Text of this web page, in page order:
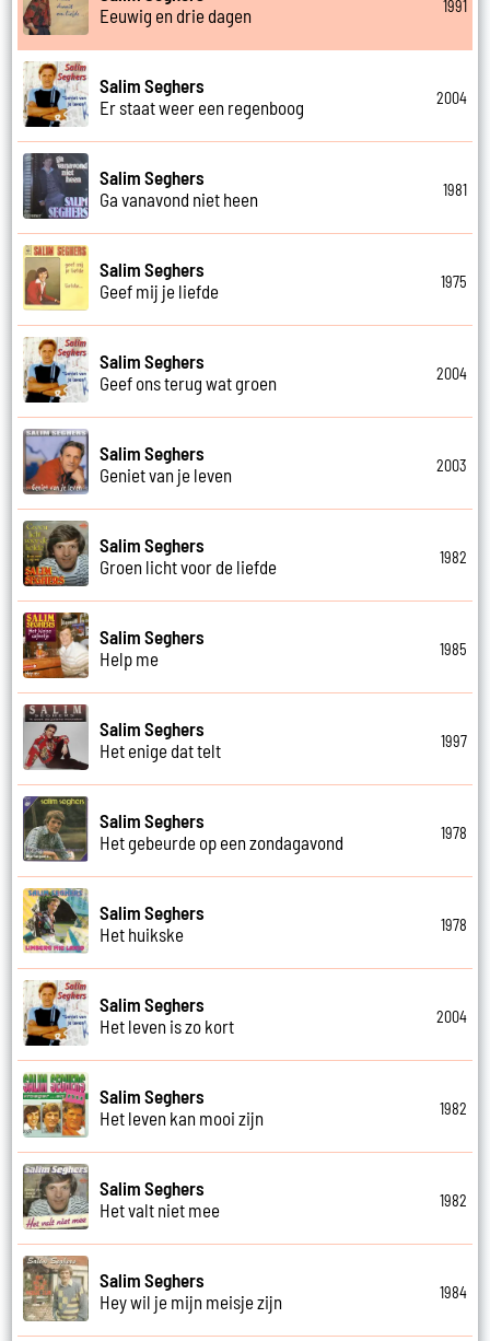
Eeuwig en drie dagen
1991
Salim Seghers
Er staat weer een regenboog
2004
Salim Seghers
Ga vanavond niet heen
1981
Salim Seghers
Geef mij je liefde
1975
Salim Seghers
Geef ons terug wat groen
2004
Salim Seghers
Geniet van je leven
2003
Salim Seghers
Groen licht voor de liefde
1982
Salim Seghers
Help me
1985
Salim Seghers
Het enige dat telt
1997
Salim Seghers
Het gebeurde op een zondagavond
1978
Salim Seghers
Het huikske
1978
Salim Seghers
Het leven is zo kort
2004
Salim Seghers
Het leven kan mooi zijn
1982
Salim Seghers
Het valt niet mee
1982
Salim Seghers
Hey wil je mijn meisje zijn
1984